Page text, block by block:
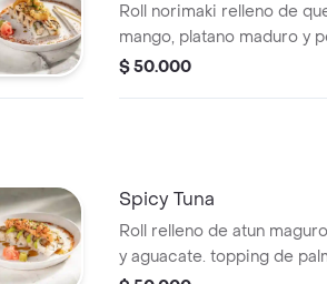
Roll norimaki relleno de
mango, platano maduro y
tempurizada. finalizada con
$ 50.000
Spicy Tuna
Roll relleno de atun
y aguacate. topping de